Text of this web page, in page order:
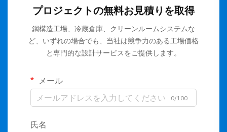
プロジェクトの無料お見積りを取得
鋼構造工場、冷蔵倉庫、クリーンルームシステムな
ど、いずれの場合でも、当社は競争力のある工場価格
と専門的な設計サービスをご提供します。
メール
0/100
氏名